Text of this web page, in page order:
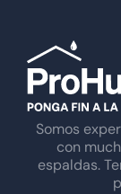
Somos
con
espaldas.